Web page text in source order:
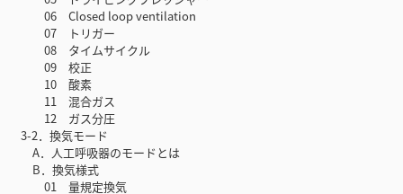
06 Closed loop ventilation
07 トリガー
08 タイムサイクル
09 校正
10 酸素
11 混合ガス
12 ガス分圧
3-2．換気モード
A．人工呼吸器のモードとは
B．換気様式
01 量規定換気